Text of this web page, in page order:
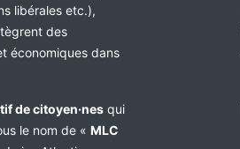
libérales etc.),
des
économiques dans
de citoyen·nes qui
le nom de « MLC